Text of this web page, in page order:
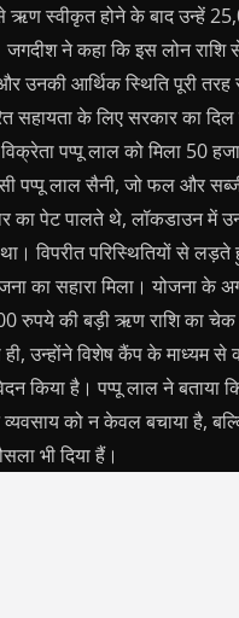
ऋण स्वीकृत होने के बाद उन्हें
जगदीश ने कहा कि इस लोन राशि
उनकी आर्थिक स्थिति पूरी तरह
सहायता के लिए सरकार का
पप्पू लाल को मिला 50
पप्पू लाल सैनी, जो फल और
का पेट पालते थे, लॉकडाउन में
विपरीत परिस्थितियों से लड़ते
का सहारा मिला। योजना
रुपये की बड़ी ऋण राशि का चेक
उन्होंने विशेष कैंप के माध्यम से
किया है। पप्पू लाल ने बताया
को न केवल बचाया है,
भी दिया हैं।